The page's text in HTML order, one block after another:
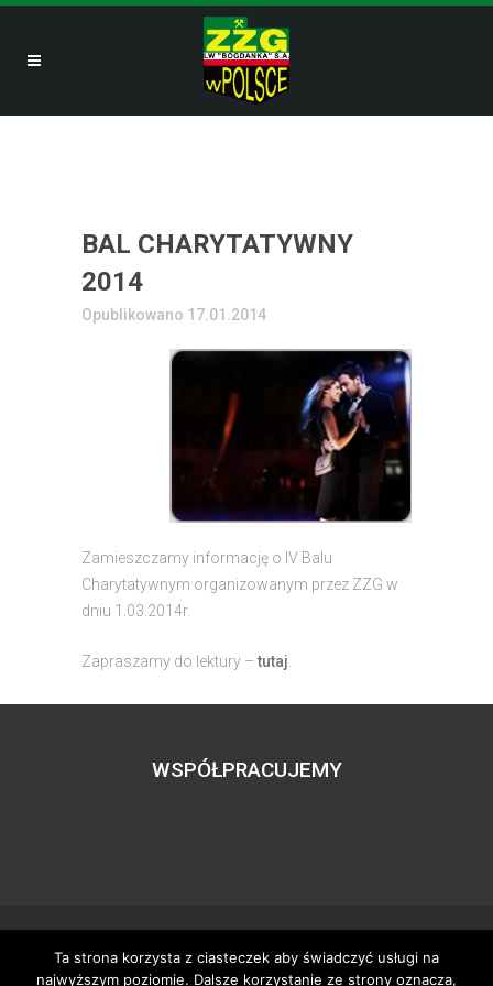
BAL CHARYTATYWNY
2014
Opublikowano 17.01.2014
Zamieszczamy informację o IV Balu
Charytatywnym organizowanym przez ZZG w
dniu 1.03.2014r.
Zapraszamy do lektury –tutaj
WSPÓŁPRACUJEMY
Wszystkie prawa zastrzeżone – zzgbogdanka.pl
Ta strona korzysta z ciasteczek aby świadczyć usługi na
najwyższym poziomie. Dalsze korzystanie ze strony oznacza,